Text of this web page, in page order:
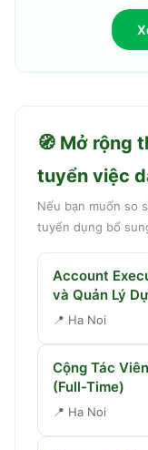
🧭 Mở rộng
tuyển việc
Nếu bạn muốn so
tuyển dụng bổ
Account
và Quản Lý
📍 Ha Noi
Cộng Tác
(Full-Time)
📍 Ha Noi